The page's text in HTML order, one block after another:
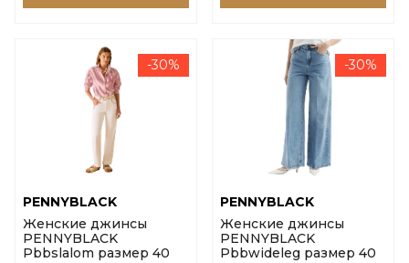
-30%
PENNYBLACK
Женские джинсы
PENNYBLACK
Pbbslalom размер 40
-30%
PENNYBLACK
Женские джинсы
PENNYBLACK
Pbbwideleg размер 40